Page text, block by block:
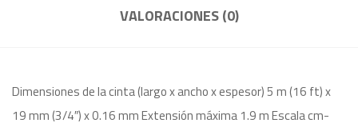
VALORACIONES (0)
Dimensiones de la cinta (largo x ancho x espesor) 5 m (16 ft) x
19 mm (3/4″) x 0.16 mm Extensión máxima 1.9 m Escala cm-